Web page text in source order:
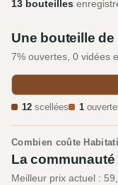
13 bouteilles
Une bouteille
7% ouvertes, 0 vidées
12 scellées 1
Combien coûte
La
Meilleur prix actuel :